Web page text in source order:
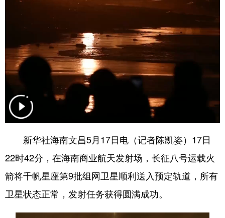
新华社海南文昌5月17日电（记者陈凯姿）17日
22时42分，在海南商业航天发射场，长征八号运载火
箭将千帆星座第9批组网卫星顺利送入预定轨道，所有
卫星状态正常，发射任务获得圆满成功。